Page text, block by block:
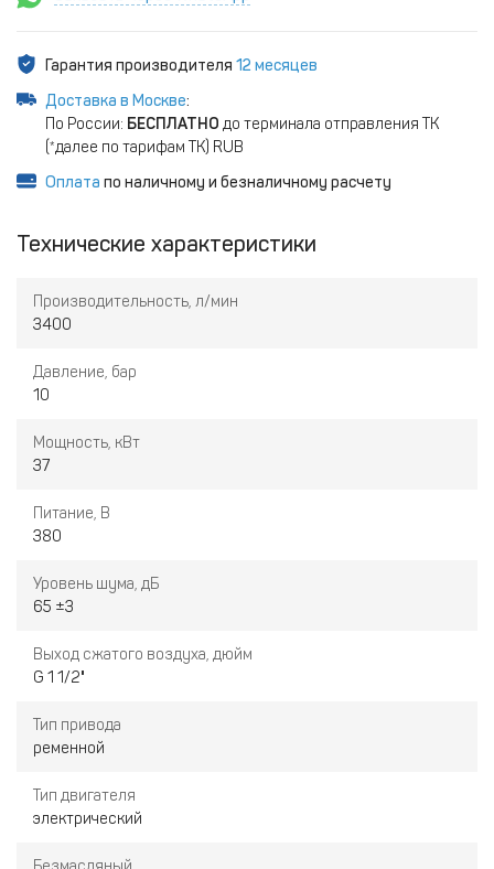
Гарантия производителя 12 месяцев
Доставка в Москве:
По России: БЕСПЛАТНО до терминала отправления ТК
(*далее по тарифам ТК) RUB
Оплата по наличному и безналичному расчету
Технические характеристики
Производительность, л/мин
3400
Давление, бар
10
Мощность, кВт
37
Питание, В
380
Уровень шума, дБ
65 ±3
Выход сжатого воздуха, дюйм
G 1 1/2"
Тип привода
ременной
Тип двигателя
электрический